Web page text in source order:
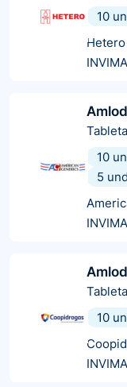
10
10
5 und
10